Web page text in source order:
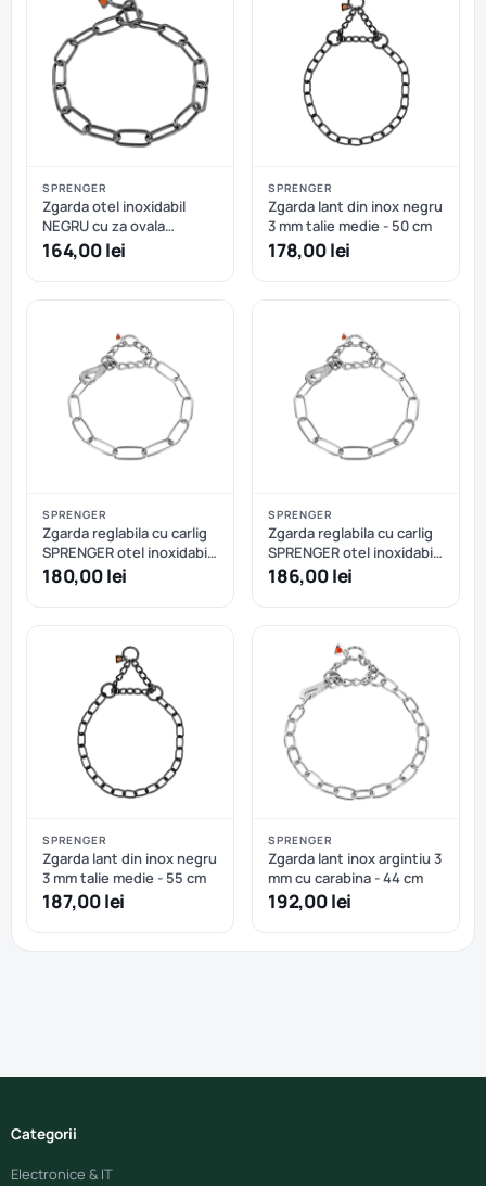
SPRENGER
Zgarda otel inoxidabil
NEGRU cu za ovala
Sprenger, lungimi: 60-75
cm - 69 cm
164,00 lei
SPRENGER
Zgarda lant din inox negru
3 mm talie medie - 50 cm
178,00 lei
SPRENGER
Zgarda reglabila cu carlig
SPRENGER otel inoxidabil
- 70 cm
180,00 lei
SPRENGER
Zgarda reglabila cu carlig
SPRENGER otel inoxidabil
- 80 cm
186,00 lei
SPRENGER
Zgarda lant din inox negru
3 mm talie medie - 55 cm
187,00 lei
SPRENGER
Zgarda lant inox argintiu 3
mm cu carabina - 44 cm
192,00 lei
Categorii
Electronice & IT